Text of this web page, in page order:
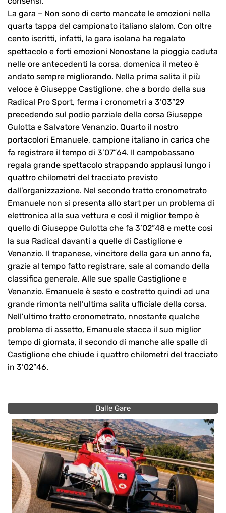
La gara – Non sono di certo mancate le emozioni nella
quarta tappa del campionato italiano slalom. Con oltre
cento iscritti, infatti, la gara isolana ha regalato
spettacolo e forti emozioni Nonostane la pioggia caduta
nelle ore antecedenti la corsa, domenica il meteo è
andato sempre migliorando. Nella prima salita il più
veloce è Giuseppe Castiglione, che a bordo della sua
Radical Pro Sport, ferma i cronometri a 3’03”29
precedendo sul podio parziale della corsa Giuseppe
Gulotta e Salvatore Venanzio. Quarto il nostro
portacolori Emanuele, campione italiano in carica che
fa registrare il tempo di 3’07”64. Il campobassano
regala grande spettacolo strappando applausi lungo i
quattro chilometri del tracciato previsto
dall’organizzazione. Nel secondo tratto cronometrato
Emanuele non si presenta allo start per un problema di
elettronica alla sua vettura e così il miglior tempo è
quello di Giuseppe Gulotta che fa 3’02”48 e mette così
la sua Radical davanti a quelle di Castiglione e
Venanzio. Il trapanese, vincitore della gara un anno fa,
grazie al tempo fatto registrare, sale al comando della
classifica generale. Alle sue spalle Castiglione e
Venanzio. Emanuele è sesto e costretto quindi ad una
grande rimonta nell’ultima salita ufficiale della corsa.
Nell’ultimo tratto cronometrato, nnostante qualche
problema di assetto, Emanuele stacca il suo miglior
tempo di giornata, il secondo di manche alle spalle di
Castiglione che chiude i quattro chilometri del tracciato
in 3’02”46.
Dalle Gare